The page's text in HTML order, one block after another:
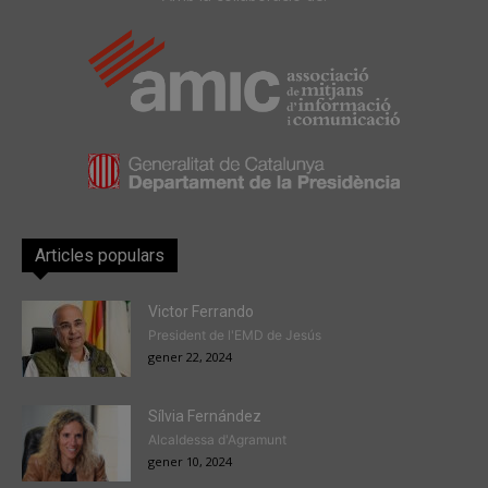
Articles populars
Victor Ferrando
President de l'EMD de Jesús
gener 22, 2024
Sílvia Fernández
Alcaldessa d'Agramunt
gener 10, 2024